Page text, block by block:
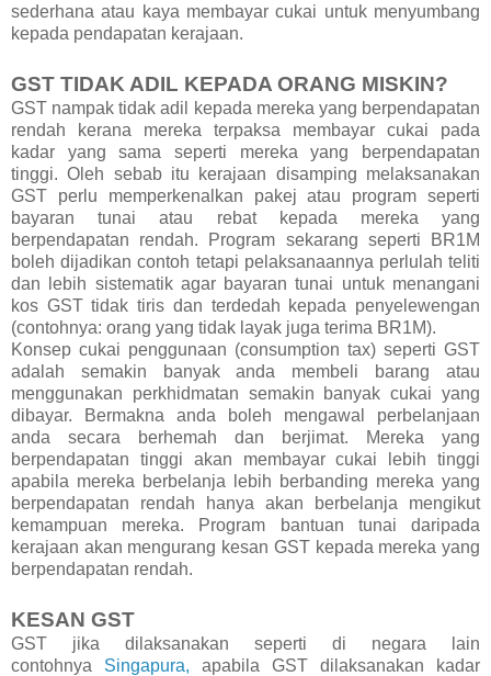
sederhana atau kaya membayar cukai untuk menyumbang
kepada pendapatan kerajaan.
GST TIDAK ADIL KEPADA ORANG MISKIN?
GST nampak tidak adil kepada mereka yang berpendapatan
rendah kerana mereka terpaksa membayar cukai pada
kadar yang sama seperti mereka yang berpendapatan
tinggi. Oleh sebab itu kerajaan disamping melaksanakan
GST perlu memperkenalkan pakej atau program seperti
bayaran tunai atau rebat kepada mereka yang
berpendapatan rendah. Program sekarang seperti BR1M
boleh dijadikan contoh tetapi pelaksanaannya perlulah teliti
dan lebih sistematik agar bayaran tunai untuk menangani
kos GST tidak tiris dan terdedah kepada penyelewengan
(contohnya: orang yang tidak layak juga terima BR1M).
Konsep cukai penggunaan (consumption tax) seperti GST
adalah semakin banyak anda membeli barang atau
menggunakan perkhidmatan semakin banyak cukai yang
dibayar. Bermakna anda boleh mengawal perbelanjaan
anda secara berhemah dan berjimat. Mereka yang
berpendapatan tinggi akan membayar cukai lebih tinggi
apabila mereka berbelanja lebih berbanding mereka yang
berpendapatan rendah hanya akan berbelanja mengikut
kemampuan mereka. Program bantuan tunai daripada
kerajaan akan mengurang kesan GST kepada mereka yang
berpendapatan rendah.
KESAN GST
GST jika dilaksanakan seperti di negara lain
contohnya Singapura, apabila GST dilaksanakan kadar